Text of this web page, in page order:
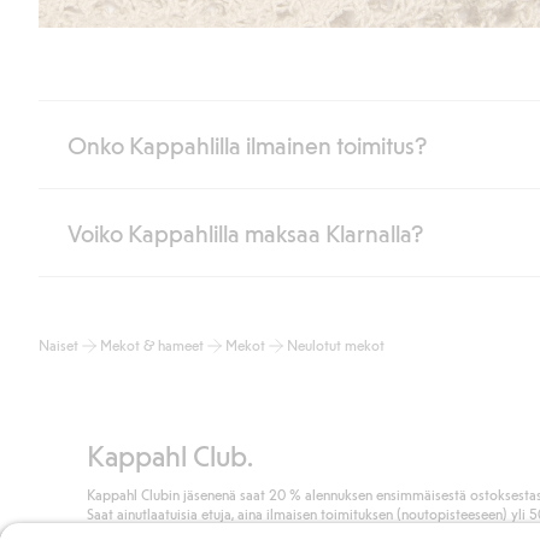
Onko Kappahlilla ilmainen toimitus?
Jos olet Kappahl Clubin jäsen, saat aina ilmaisen toimituksen
Lue lisää
Voiko Kappahlilla maksaa Klarnalla?
Naiset Mekot & hameet Mekot Neulotut mekot
Kappahl Club.
Kappahl Clubin jäsenenä saat 20 % alennuksen ensimmäisestä
Saat ainutlaatuisia etuja, aina ilmaisen toimituksen (noutopisteeseen) yli